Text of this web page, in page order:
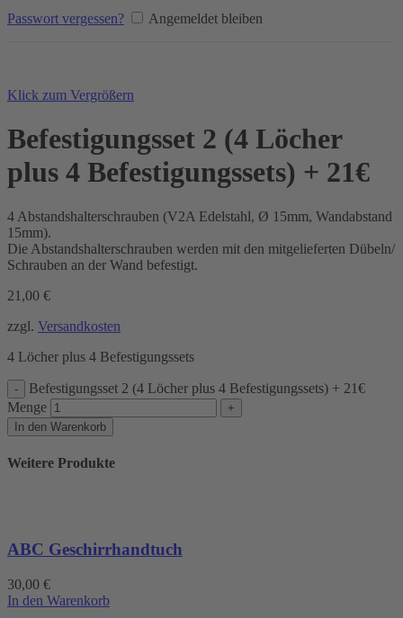
Passwort vergessen? Angemeldet bleiben
Klick zum Vergrößern
Befestigungsset 2 (4 Löcher
plus 4 Befestigungssets) + 21€
4 Abstandshalterschrauben (V2A Edelstahl, Ø 15mm, Wandabstand
15mm).
Die Abstandshalterschrauben werden mit den mitgelieferten Dübeln/
Schrauben an der Wand befestigt.
21,00 €
zzgl. Versandkosten
4 Löcher plus 4 Befestigungssets
Befestigungsset 2 (4 Löcher plus 4 Befestigungssets) + 21€
Menge
In den Warenkorb
Weitere Produkte
ABC Geschirrhandtuch
30,00 €
In den Warenkorb